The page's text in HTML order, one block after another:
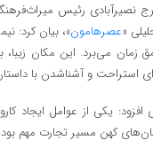
نصیرآبادی رئیس
«عصرهامون»، بیان کرد:
زمان می‌برد. این مکان
استراحت و آشناشدن با
افزود: یکی از عوامل ایجاد
کهن مسیر تجارت مهم